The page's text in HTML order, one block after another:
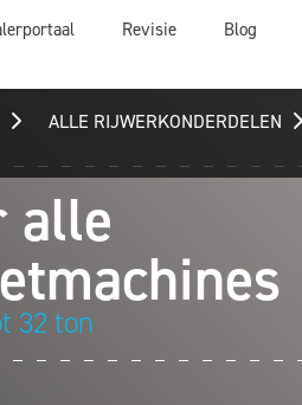
Revisie Blog
ALLE RIJWERKONDERDELEN
alle
32 ton